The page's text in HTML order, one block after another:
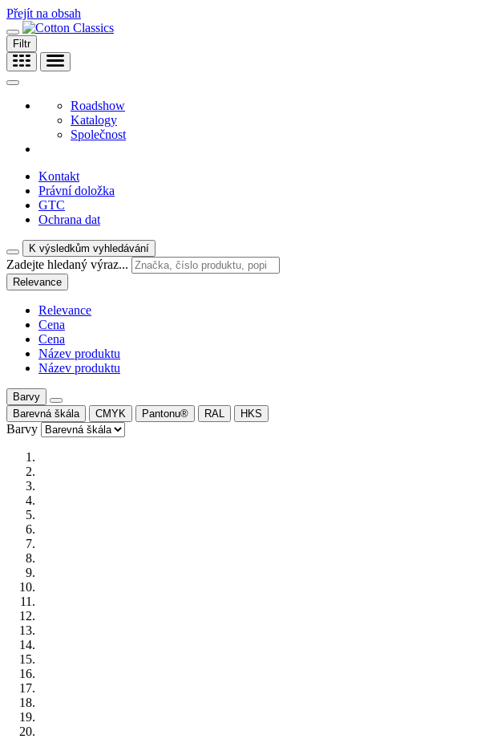
Přejít na obsah
Filtr
Roadshow
Katalogy
Společnost
Kontakt
Právní doložka
GTC
Ochrana dat
K výsledkům vyhledávání
Zadejte hledaný výraz...
Relevance
Relevance
Cena
Cena
Název produktu
Název produktu
Barvy
Barevná škála
CMYK Pantonu® RAL HKS
Barvy